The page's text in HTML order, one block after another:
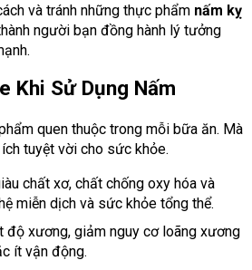
và tránh những thực phẩm nấm kỵ
người bạn đồng hành lý tưởng
Khi Sử Dụng Nấm
quen thuộc trong mỗi bữa ăn. Mà
tuyệt vời cho sức khỏe.
chất xơ, chất chống oxy hóa và
miễn dịch và sức khỏe tổng thể.
độ xương, giảm nguy cơ loãng xương
ít vận động.